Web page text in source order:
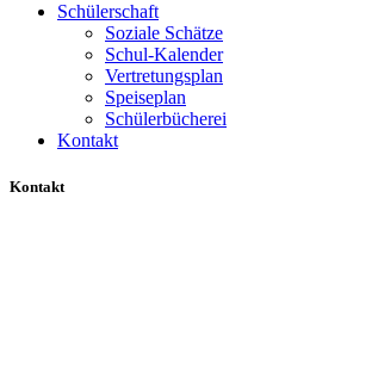
Schülerschaft
Soziale Schätze
Schul-Kalender
Vertretungsplan
Speiseplan
Schülerbücherei
Kontakt
Kontakt